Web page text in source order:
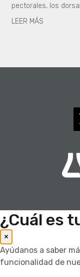
pectorales, los
LEER MÁS
¿Cuál es
×
Ayúdanos a saber
funcionalidad de